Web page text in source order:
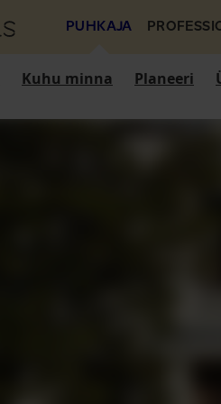
PUHKAJA
Kuhu minna Planeeri